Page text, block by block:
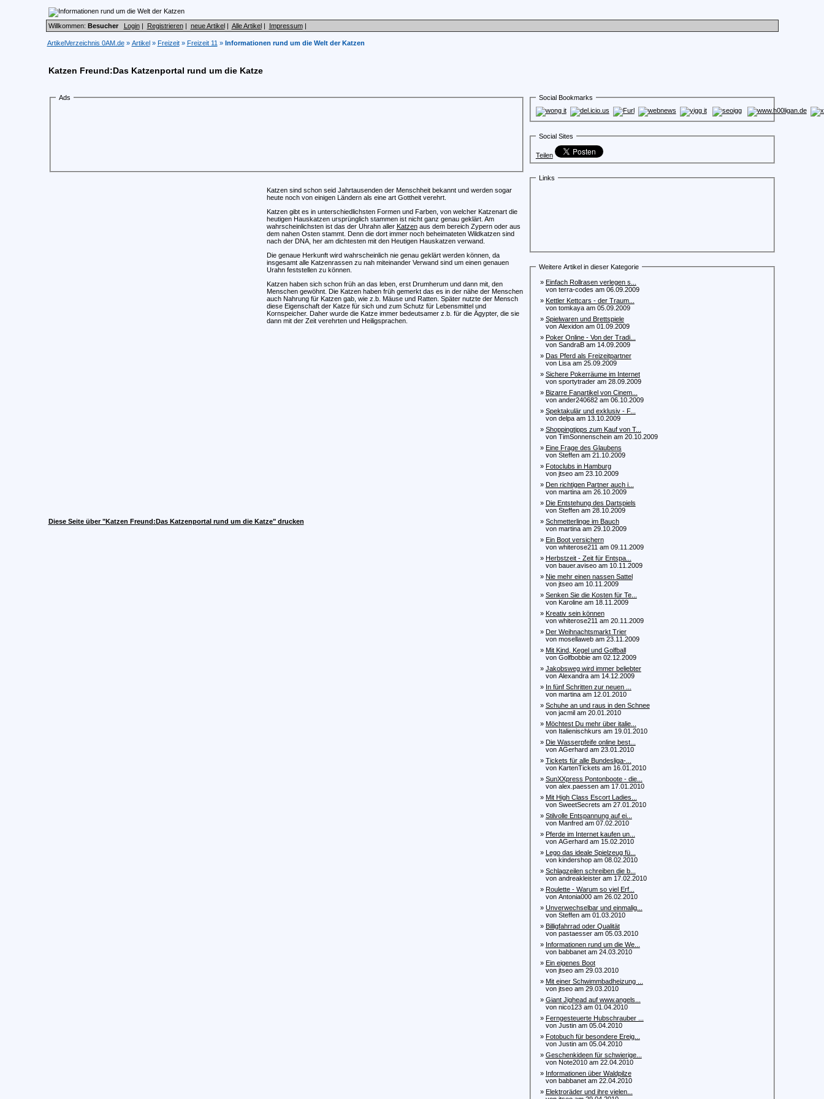
Willkommen: Besucher Login| Registrieren| neue Artikel| Alle Artikel| Impressum|
ArtikelVerzeichnis 0AM.de» Artikel» Freizeit» Freizeit 11 » Informationen rund um die Welt der Katzen
Katzen Freund:Das Katzenportal rund um die Katze
Ads
Katzen sind schon seid Jahrtausenden der Menschheit bekannt und werden sogar
heute noch von einigen Ländern als eine art Gottheit verehrt.
Katzen gibt es in unterschiedlichsten Formen und Farben, von welcher Katzenart die
heutigen Hauskatzen ursprünglich stammen ist nicht ganz genau geklärt. Am
wahrscheinlichsten ist das der Uhrahn aller Katzenaus dem bereich Zypern oder aus
dem nahen Osten stammt. Denn die dort immer noch beheimateten Wildkatzen sind
nach der DNA, her am dichtesten mit den Heutigen Hauskatzen verwand.
Die genaue Herkunft wird wahrscheinlich nie genau geklärt werden können, da
insgesamt alle Katzenrassen zu nah miteinander Verwand sind um einen genauen
Urahn feststellen zu können.
Katzen haben sich schon früh an das leben, erst Drumherum und dann mit, den
Menschen gewöhnt. Die Katzen haben früh gemerkt das es in der nähe der Menschen
auch Nahrung für Katzen gab, wie z.b. Mäuse und Ratten. Später nutzte der Mensch
diese Eigenschaft der Katze für sich und zum Schutz für Lebensmittel und
Kornspeicher. Daher wurde die Katze immer bedeutsamer z.b. für die Ägypter, die sie
dann mit der Zeit verehrten und Heiligsprachen.
Diese Seite über "Katzen Freund:Das Katzenportal rund um die Katze" drucken
Social Bookmarks
Social Sites
Teilen
Links
Weitere Artikel in dieser Kategorie
» Einfach Rollrasen verlegen s...
von terra-codes am 06.09.2009
» Kettler Kettcars - der Traum...
von tomkaya am 05.09.2009
» Spielwaren und Brettspiele
von Alexidon am 01.09.2009
» Poker Online - Von der Tradi...
von SandraB am 14.09.2009
» Das Pferd als Freizeitpartner
von Lisa am 25.09.2009
» Sichere Pokerräume im Internet
von sportytrader am 28.09.2009
» Bizarre Fanartikel von Cinem...
von ander240682 am 06.10.2009
» Spektakulär und exklusiv - F...
von delpa am 13.10.2009
» Shoppingtipps zum Kauf von T...
von TimSonnenschein am 20.10.2009
» Eine Frage des Glaubens
von Steffen am 21.10.2009
» Fotoclubs in Hamburg
von jtseo am 23.10.2009
» Den richtigen Partner auch i...
von martina am 26.10.2009
» Die Entstehung des Dartspiels
von Steffen am 28.10.2009
» Schmetterlinge im Bauch
von martina am 29.10.2009
» Ein Boot versichern
von whiterose211 am 09.11.2009
» Herbstzeit - Zeit für Entspa...
von bauer.aviseo am 10.11.2009
» Nie mehr einen nassen Sattel
von jtseo am 10.11.2009
» Senken Sie die Kosten für Te...
von Karoline am 18.11.2009
» Kreativ sein können
von whiterose211 am 20.11.2009
» Der Weihnachtsmarkt Trier
von mosellaweb am 23.11.2009
» Mit Kind, Kegel und Golfball
von Golfbobbie am 02.12.2009
» Jakobsweg wird immer beliebter
von Alexandra am 14.12.2009
» In fünf Schritten zur neuen ...
von martina am 12.01.2010
» Schuhe an und raus in den Schnee
von jacmil am 20.01.2010
» Möchtest Du mehr über italie...
von Italienischkurs am 19.01.2010
» Die Wasserpfeife online best...
von AGerhard am 23.01.2010
» Tickets für alle Bundesliga-...
von KartenTickets am 16.01.2010
» SunXXpress Pontonboote - die...
von alex.paessen am 17.01.2010
» Mit High Class Escort Ladies...
von SweetSecrets am 27.01.2010
» Stilvolle Entspannung auf ei...
von Manfred am 07.02.2010
» Pferde im Internet kaufen un...
von AGerhard am 15.02.2010
» Lego das ideale Spielzeug fü...
von kindershop am 08.02.2010
» Schlagzeilen schreiben die b...
von andreakleister am 17.02.2010
» Roulette - Warum so viel Erf...
von Antonia000 am 26.02.2010
» Unverwechselbar und einmalig...
von Steffen am 01.03.2010
» Billigfahrrad oder Qualität
von pastaesser am 05.03.2010
» Informationen rund um die We...
von babbanet am 24.03.2010
» Ein eigenes Boot
von jtseo am 29.03.2010
» Mit einer Schwimmbadheizung ...
von jtseo am 29.03.2010
» Giant Jighead auf www.angels...
von nico123 am 01.04.2010
» Ferngesteuerte Hubschrauber ...
von Justin am 05.04.2010
» Fotobuch für besondere Ereig...
von Justin am 05.04.2010
» Geschenkideen für schwierige...
von Note2010 am 22.04.2010
» Informationen über Waldpilze
von babbanet am 22.04.2010
» Elektroräder und ihre vielen...